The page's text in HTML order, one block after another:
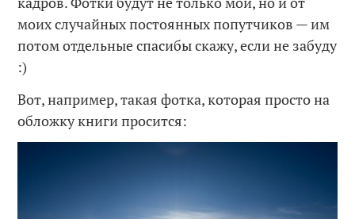
моих случайных постоянных попутчиков — им
потом отдельные спасибы скажу, если не забуду
:)
Вот, например, такая фотка, которая просто на
обложку книги просится: